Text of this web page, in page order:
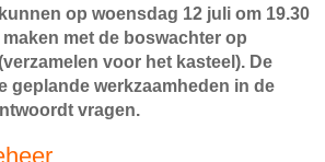
op woensdag 12 juli om 19.30
met de boswachter op
voor het kasteel). De
geplande werkzaamheden in de
vragen.